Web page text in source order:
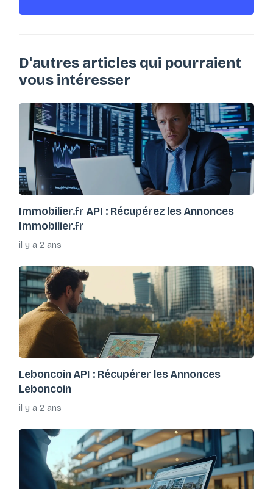
D'autres articles qui pourraient
vous intéresser
Immobilier.fr API : Récupérez les Annonces
Immobilier.fr
il y a 2 ans
Leboncoin API : Récupérer les Annonces
Leboncoin
il y a 2 ans